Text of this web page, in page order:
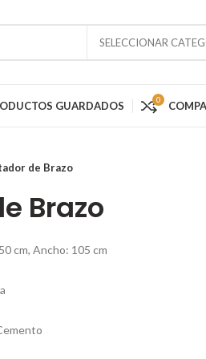
SELECCIONAR
GUARDADOS 0
de Brazo
Brazo
cm, Ancho: 105 cm